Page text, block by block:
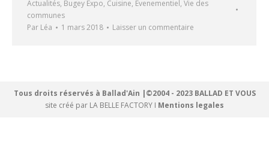
Actualités, Bugey Expo, Cuisine, Evenementiel, Vie des
communes
Par Léa 1 mars 2018 Laisser un commentaire
Tous droits réservés à Ballad'Ain |©2004 - 2023 BALLAD ET VOUS
site créé par LA BELLE FACTORY I Mentions legales